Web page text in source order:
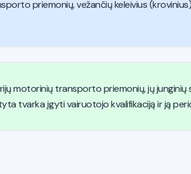
priemonių, vežančių keleivius
motorinių transporto priemonių, jų
tvarka įgyti vairuotojo kvalifikaciją ir ją